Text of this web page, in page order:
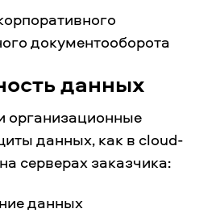
документооборота
данных
организационные
данных, как в cloud-
серверах заказчика:
данных